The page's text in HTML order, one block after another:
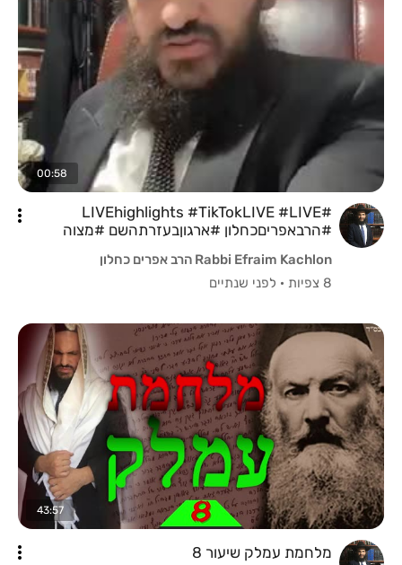
00:58
#LIVEhighlights #TikTokLIVE #LIVE
#הרבאפריםכחלון #ארגוןבעזרתהשם #מצוה
Rabbi Efraim Kachlon הרב אפרים כחלון
8 צפיות
· לפני שנתיים
43:57
מלחמת עמלק שיעור 8‎